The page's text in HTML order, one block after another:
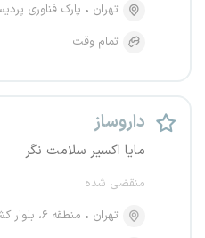
تهران
پارک فناوری
تمام وقت
داروساز
مایا اکسیر سلامت نگر
منقضی شده
تهران
منطقه ۶، بلوار کشاورز